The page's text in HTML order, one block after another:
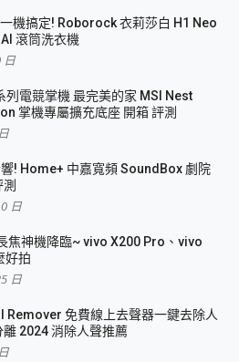
機搞定! Roborock 衣莉莎白 H1 Neo
滾筒洗衣機
日
列電競掌機 最完美的家 MSI Nest
掌機專屬擴充底座 開箱 評測
響! Home+ 中嘉寬頻 SoundBox 劇院
日
焦神機降臨~ vivo X200 Pro、vivo
好拍
日
Remover 免費線上去聲器一鍵去除人
離 2024 消除人聲推薦